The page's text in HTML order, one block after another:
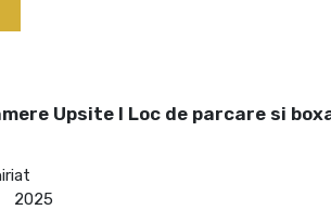
Upsite I Loc de parcare si
2025